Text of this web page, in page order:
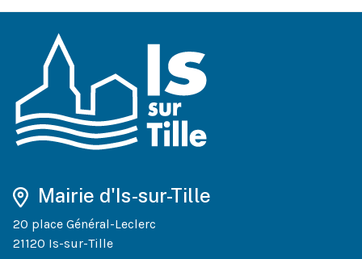
Mairie d'Is-sur-Tille
20 place Général-Leclerc
21120 Is-sur-Tille